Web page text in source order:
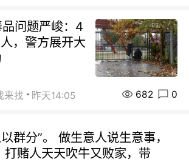
问题严峻：4
，警方展开大
来找 昨天14:05 682 0
群分”。 做生意人说生意事，
打赌人天天吹牛又败家，带